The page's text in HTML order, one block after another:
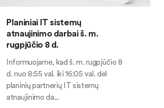
Planiniai IT sistemų
atnaujinimo darbai š. m.
rugpjūčio 8 d.
Informuojame, kad š. m. rugpjūčio 8
d. nuo 8:55 val. iki 16:05 val. dėl
planinių partnerių IT sistemų
atnaujinimo da...